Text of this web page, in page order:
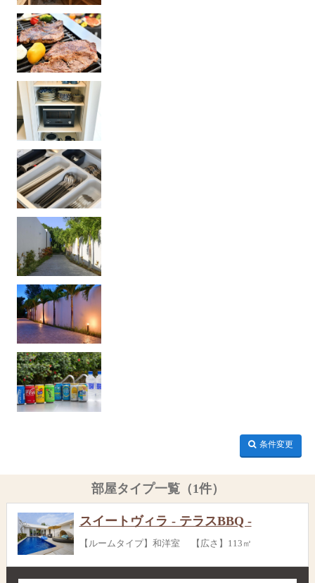
条件変更
部屋タイプ一覧（1件）
スイートヴィラ - テラスBBQ -
【ルームタイプ】和洋室 【広さ】113㎡